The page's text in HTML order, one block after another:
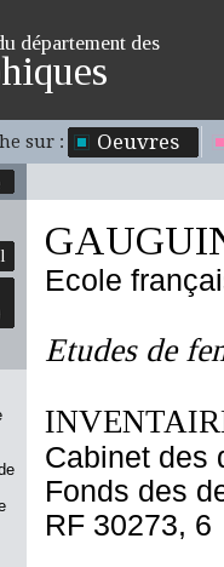
département des
sur : Oeuvres
Ecole
Etudes de
Cabinet des
Fonds des
RF 30273, 6